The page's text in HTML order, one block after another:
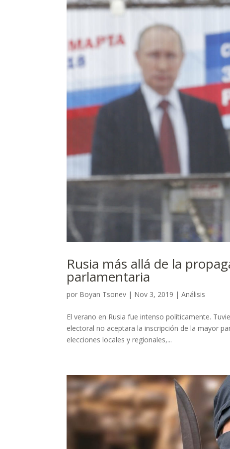
Rusia más allá de la
parlamentaria
por Boyan Tsonev | Nov 3, 2019 |Análisis
El verano en Rusia fue intenso políticamente.
electoral no aceptara la inscripción de la mayor
elecciones locales y regionales,...